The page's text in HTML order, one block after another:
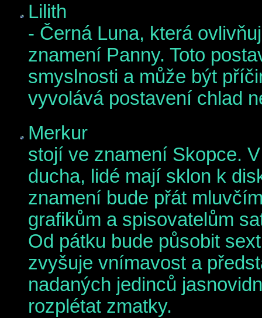
Lilith
- Černá Luna, která
znamení Panny. Toto
smyslnosti a může být
vyvolává postavení chlad
Merkur
stojí ve znamení Skopce.
ducha, lidé mají sklon k
znamení bude přát
grafikům a spisovatelům
Od pátku bude působit
zvyšuje vnímavost a
nadaných jedinců
rozplétat zmatky.